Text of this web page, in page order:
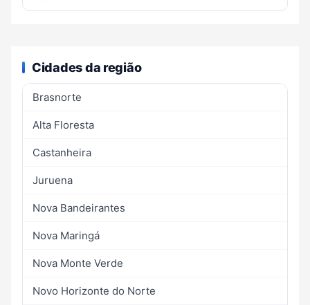
Cidades da região
Brasnorte
Alta Floresta
Castanheira
Juruena
Nova Bandeirantes
Nova Maringá
Nova Monte Verde
Novo Horizonte do Norte